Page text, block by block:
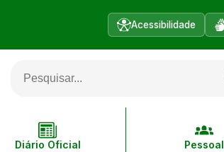
Acessibilidade
Diário Oficial Pessoal